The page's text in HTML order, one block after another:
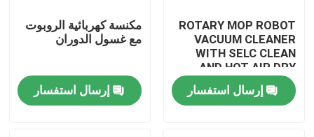
ROTARY MOP ROBOT
VACUUM CLEANER
WITH SELC CLEAN
AND HOT AIR DRY
MOP
إرسال استفسار
مكنسة كهربائية الروبوت
مع غسول الدوران
إرسال استفسار